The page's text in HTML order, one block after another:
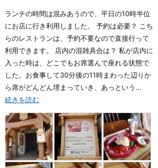
ランチの時間は混みあうので、平日の10時半位
にお店に行き利用しました。 予約は必要？ こち
らのレストランは、予約不要なので直接行って
利用できます。 店内の混雑具合は？ 私が店内に
入った時は、どこでもお席選んで座れる状態で
した。お食事して30分後の11時まわった辺りか
ら席がどんどん埋まっていき、あっという...
続きを読む